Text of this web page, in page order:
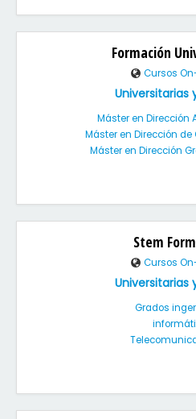
Formación
Cursos
Universitarias
Máster en Dirección
Máster en Dirección de
Máster en Dirección
Stem
Cursos
Universitarias
Grados